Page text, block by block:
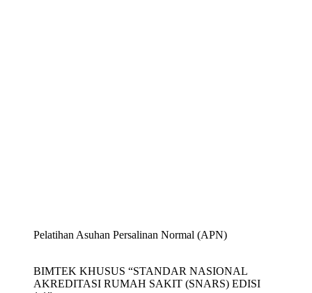
Pelatihan Asuhan Persalinan Normal (APN)
BIMTEK KHUSUS “STANDAR NASIONAL
AKREDITASI RUMAH SAKIT (SNARS) EDISI